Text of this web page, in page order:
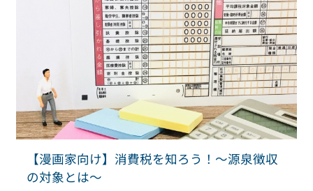
【漫画家向け】消費税を知ろう！～源泉徴収
の対象とは～